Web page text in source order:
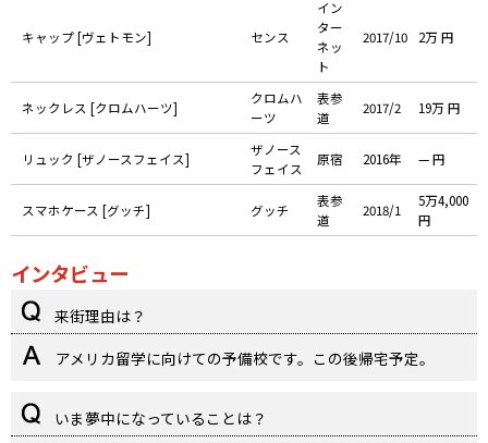
キャップ [ヴェトモン] センス
イン
ター
ネッ
ト
2017/10 2万 円
ネックレス [クロムハーツ]
クロムハ
ーツ
表参
道
2017/2 19万 円
リュック [ザノースフェイス]
ザノース
フェイス
原宿 2016年 — 円
スマホケース [グッチ] グッチ
表参
道
2018/1
5万4,000
円
インタビュー
来街理由は？
アメリカ留学に向けての予備校です。この後帰宅予定。
いま夢中になっていることは？